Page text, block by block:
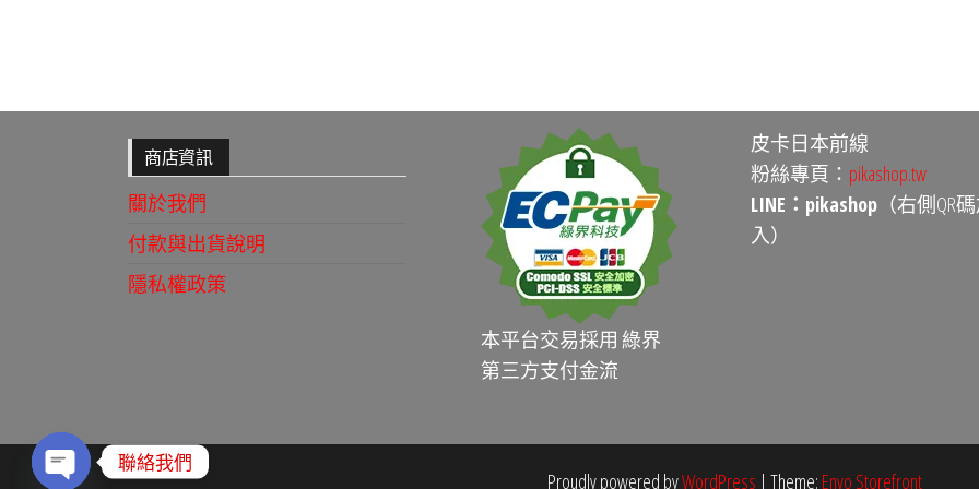
商店資訊
關於我們
付款與出貨說明
隱私權政策
本平台交易採用 綠界
第三方支付金流
皮卡日本前線
粉絲專頁： pikashop.tw
LINE：pikashop （右側QR
入）
Proudly powered byWordPress | Theme: Envo Storefront
聯絡我們